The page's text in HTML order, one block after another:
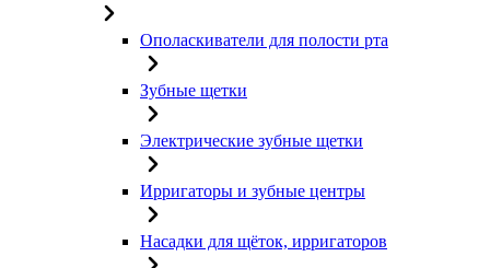
Ополаскиватели для полости рта
Зубные щетки
Электрические зубные щетки
Ирригаторы и зубные центры
Насадки для щёток, ирригаторов